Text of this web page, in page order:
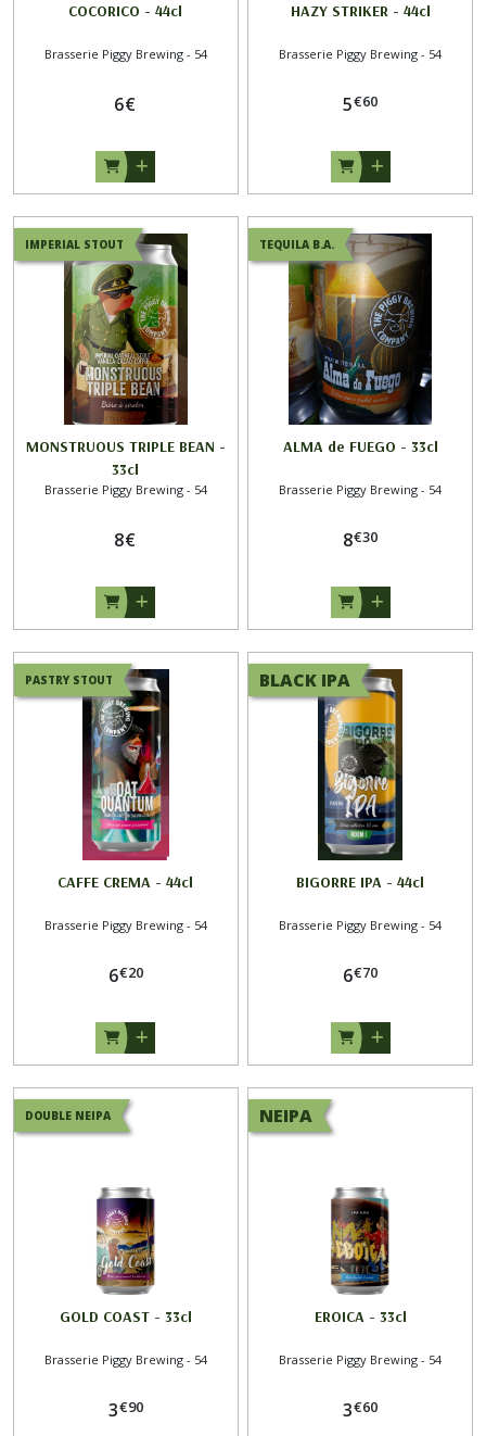
COCORICO - 44cl
Brasserie Piggy Brewing - 54
6€
HAZY STRIKER - 44cl
Brasserie Piggy Brewing - 54
5€60
IMPERIAL STOUT
MONSTRUOUS TRIPLE BEAN -
33cl
Brasserie Piggy Brewing - 54
8€
TEQUILA B.A.
ALMA de FUEGO - 33cl
Brasserie Piggy Brewing - 54
8€30
PASTRY STOUT
CAFFE CREMA - 44cl
Brasserie Piggy Brewing - 54
6€20
BLACK IPA
BIGORRE IPA - 44cl
Brasserie Piggy Brewing - 54
6€70
DOUBLE NEIPA
GOLD COAST - 33cl
Brasserie Piggy Brewing - 54
3€90
NEIPA
EROICA - 33cl
Brasserie Piggy Brewing - 54
3€60